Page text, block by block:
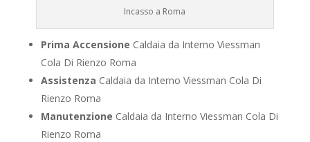
Incasso a Roma
Prima Accensione Caldaia da Interno Viessman
Cola Di Rienzo Roma
Assistenza Caldaia da Interno Viessman Cola Di
Rienzo Roma
Manutenzione Caldaia da Interno Viessman Cola Di
Rienzo Roma